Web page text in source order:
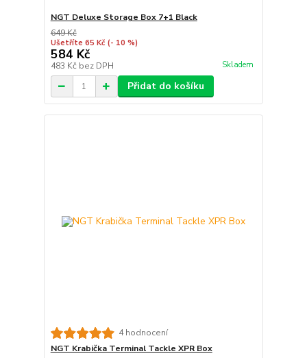
NGT Deluxe Storage Box 7+1 Black
649 Kč
Ušetříte 65 Kč (- 10 %)
584 Kč
483 Kč bez DPH Skladem
Přidat do košíku
4 hodnocení
NGT Krabička Terminal Tackle XPR Box